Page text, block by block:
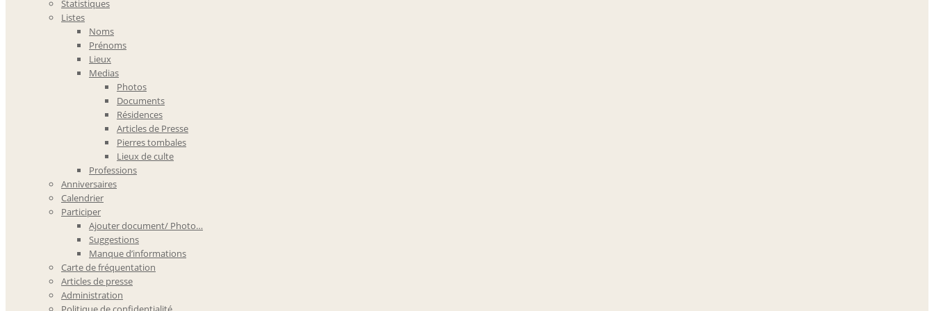
Statistiques
Listes
Noms
Prénoms
Lieux
Medias
Photos
Documents
Résidences
Articles de Presse
Pierres tombales
Lieux de culte
Professions
Anniversaires
Calendrier
Participer
Ajouter document/ Photo…
Suggestions
Manque d’informations
Carte de fréquentation
Articles de presse
Administration